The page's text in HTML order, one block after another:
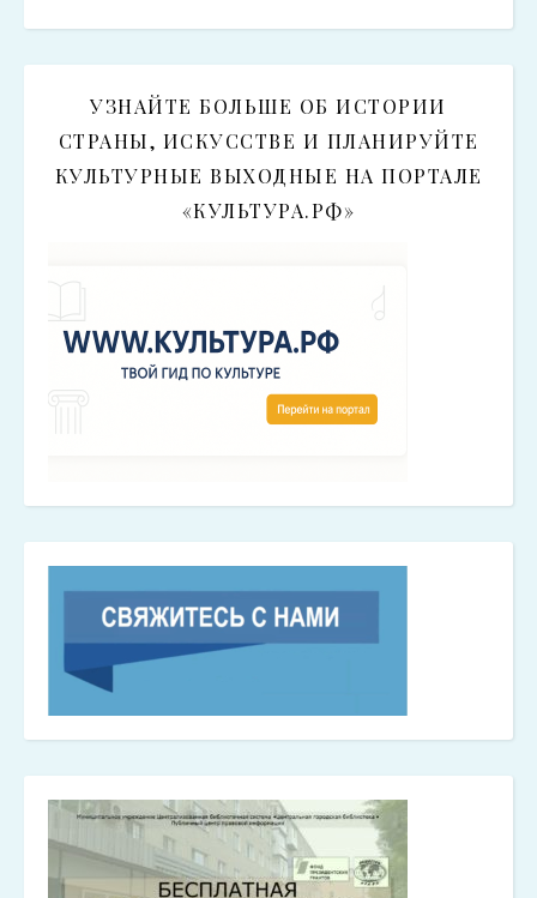
УЗНАЙТЕ БОЛЬШЕ ОБ ИСТОРИИ
СТРАНЫ, ИСКУССТВЕ И ПЛАНИРУЙТЕ
КУЛЬТУРНЫЕ ВЫХОДНЫЕ НА ПОРТАЛЕ
«КУЛЬТУРА.РФ»